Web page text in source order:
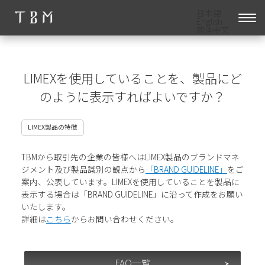
LIMEXを使用していることを、製品にど
のように表示すればよいですか？
LIMEX製品の特徴
TBMから取引先の企業の皆様へはLIMEX製品のブランドマネ
ジメント及び製品識別の観点から 「BRAND GUIDELINE」 をご
案内、公表しています。LIMEXを使用していることを製品に
表示する場合は「BRAND GUIDELINE」に沿って作成をお願い
いたします。
詳細はこちらからお問い合わせください。